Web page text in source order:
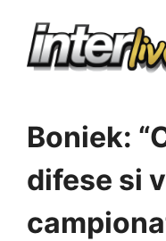
Boniek:
difese si